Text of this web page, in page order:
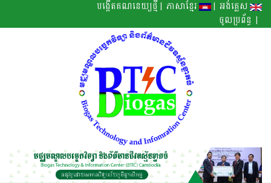
អង់គ្លេស
ភាសាខ្មែរ |
បង្កើតគណនេយ្យថ្មី |
ចូលប្រព័ន្ធ |